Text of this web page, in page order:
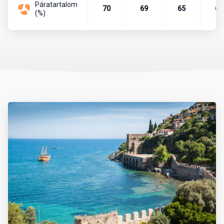
Pénznem, pénzváltás
Célszerű eurót vagy dollárt még Magyarországról magunkkal
vinni és azt a helyszínen átváltani, de csak hivatalos beváltó
helyeken, azaz hivatalos devizaváltóknál, illetve bankokban.
Nagyvárosokban és a tengerpartokon, népszerű üdülőhelyeken,
turistaközpontokban szinte mindenhol elfogadnak eurót is.
Készpénzt a devizaváltóknál célszerű váltani, mivel ott
kedvezőbb az árfolyam, mint a bankoknál. A bankok délelőtt 9 és
12 óra, délután pedig 13 és 17 óra között tartanak nyitva. A
bevásárlóközpontokban hosszabb nyitvatartással lehet számolni.
Rendszerint minden banknál van bankautomata, amelyből bank-
vagy hitelkártyával bármikor tudunk pénzt felvenni.
Páratartalom
(%)
70 69 65 67